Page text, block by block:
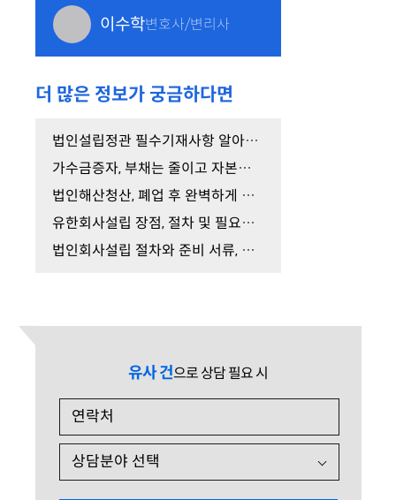
이수학변호사/변리사
더 많은 정보가 궁금하다면
법인설립정관 필수기재사항 알아보고 작성하세요.
가수금증자, 부채는 줄이고 자본금은 늘리는 방법
법인해산청산, 폐업 후 완벽하게 법인을 소멸시키는 …
유한회사설립 장점, 절차 및 필요서류 총정리
법인회사설립 절차와 준비 서류, 성공적인 전환 방법…
유사 건으로 상담 필요 시